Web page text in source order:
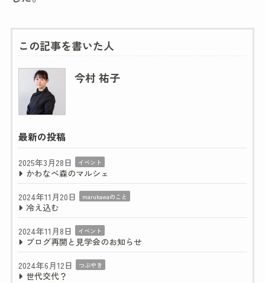
この記事を書いた人
今村 祐子
最新の投稿
2025年3月28日 イベント
かわなべ森のマルシェ
2024年11月20日
marukawaのこと
冷え込む
2024年11月8日
イベント
ブログ再開と見学会のお知らせ
2024年6月12日
つぶやき
世代交代？